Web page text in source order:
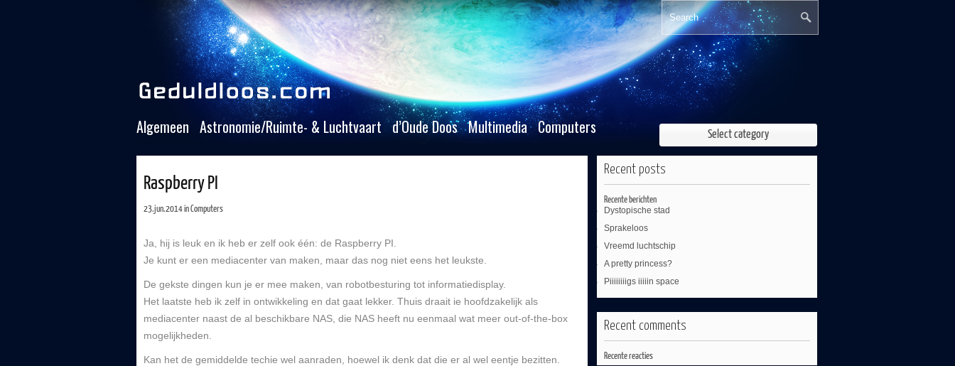
Algemeen Astronomie/Ruimte- & Luchtvaart d’Oude Doos Multimedia Computers Select category
Raspberry PI
23.jun.2014 inComputers
Ja, hij is leuk en ik heb er zelf ook één: de Raspberry PI.
Je kunt er een mediacenter van maken, maar das nog niet eens het leukste.
De gekste dingen kun je er mee maken, van robotbesturing tot informatiedisplay.
Het laatste heb ik zelf in ontwikkeling en dat gaat lekker. Thuis draait ie hoofdzakelijk als
mediacenter naast de al beschikbare NAS, die NAS heeft nu eenmaal wat meer out-of-the-box
mogelijkheden.
Kan het de gemiddelde techie wel aanraden, hoewel ik denk dat die er al wel eentje bezitten.
Recent posts
Recente berichten
Dystopische stad
Sprakeloos
Vreemd luchtschip
A pretty princess?
Piiiiiiiigs iiiiin space
Recent comments
Recente reacties